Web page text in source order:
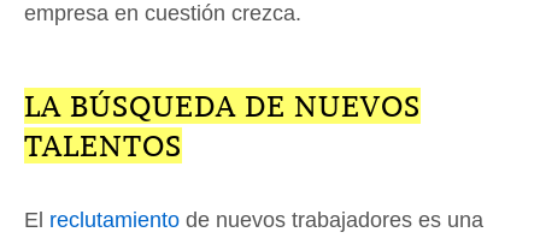
empresa en cuestión crezca.
LA BÚSQUEDA DE NUEVOS
TALENTOS
El reclutamiento de nuevos trabajadores es una